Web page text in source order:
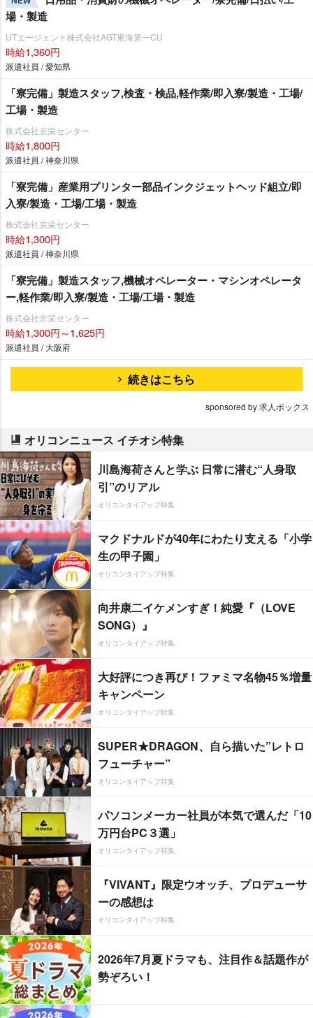
場・製造
UTエージェント株式会社AGT東海第一CU
時給1,360円
派遣社員 / 愛知県
「寮完備」製造スタッフ,検査・検品,軽作業/即入寮/製造・工場/
工場・製造
株式会社京栄センター
時給1,800円
派遣社員 / 神奈川県
「寮完備」産業用プリンター部品インクジェットヘッド組立/即
入寮/製造・工場/工場・製造
株式会社京栄センター
時給1,300円
派遣社員 / 神奈川県
「寮完備」製造スタッフ,機械オペレーター・マシンオペレータ
ー,軽作業/即入寮/製造・工場/工場・製造
株式会社京栄センター
時給1,300円～1,625円
派遣社員 / 大阪府
続きはこちら
sponsored by 求人ボックス
オリコンニュース イチオシ特集
川島海荷さんと学ぶ 日常に潜む“人身取
引”のリアル
オリコンタイアップ特集
マクドナルドが40年にわたり支える「小学
生の甲子園」
オリコンタイアップ特集
向井康二イケメンすぎ！純愛『（LOVE
SONG）』
オリコンタイアップ特集
大好評につき再び！ファミマ名物45％増量
キャンペーン
オリコンタイアップ特集
SUPER★DRAGON、自ら描いた”レトロ
フューチャー”
オリコンタイアップ特集
パソコンメーカー社員が本気で選んだ「10
万円台PC３選」
オリコンタイアップ特集
『VIVANT』限定ウオッチ、プロデューサ
ーの感想は
オリコンタイアップ特集
2026年7月夏ドラマも、注目作＆話題作が
勢ぞろい！